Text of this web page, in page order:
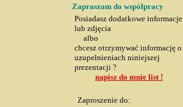
Zapraszam do współpracy
Posiadasz dodatkowe informacje
lub zdjęcia
albo
chcesz otrzymywać informację o
uzupełnieniach niniejszej
prezentacji ?
napisz do mnie list !
Zaproszenie do: